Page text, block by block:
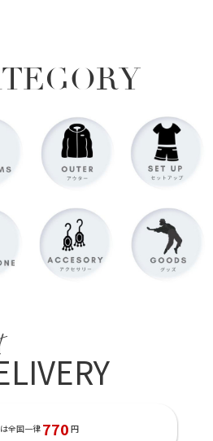
全国一律 770 円